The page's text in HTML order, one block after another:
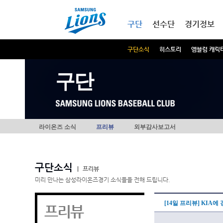
구단
구단소식 히스토리 엠블럼 캐릭
선수단 경기정보
구단
라이온즈 소식 프리뷰 외부감사보고서
구단소식
프리뷰
미리 만나는 삼성라이온즈경기 소식들을 전해 드립니다.
프리뷰 [14일 프리뷰] KIA에